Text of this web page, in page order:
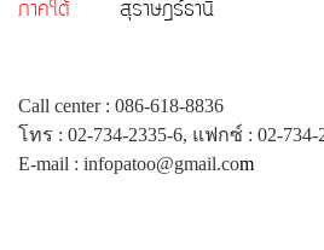
ภาคใต้ สุราษฎร์ธานี
Call center : 086-618-8836
โทร : 02-734-2335-6, แฟกซ์ : 02-734-
E-mail : infopatoo@gmail.com